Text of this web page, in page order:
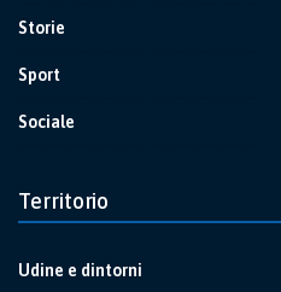
Storie
Sport
Sociale
Territorio
Udine e dintorni